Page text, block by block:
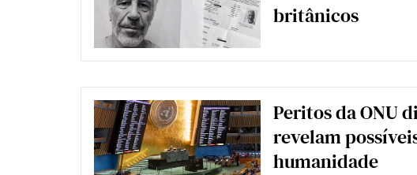
britânicos
Peritos da ONU
revelam
humanidade